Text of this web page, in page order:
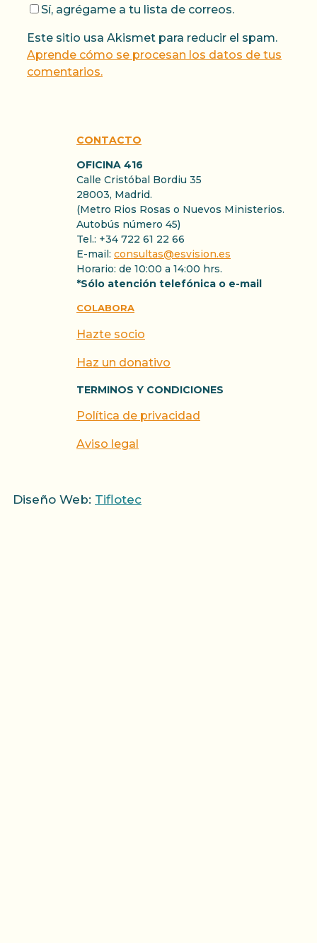
Sí, agrégame a tu lista de correos.
Este sitio usa Akismet para reducir el spam.
Aprende cómo se procesan los datos de tus
comentarios.
CONTACTO
OFICINA 416
Calle Cristóbal Bordiu 35
28003, Madrid.
(Metro Rios Rosas o Nuevos Ministerios.
Autobús número 45)
Tel.: +34 722 61 22 66
E-mail: consultas@esvision.es
Horario: de 10:00 a 14:00 hrs.
*Sólo atención telefónica o e-mail
COLABORA
Hazte socio
Haz un donativo
TERMINOS Y CONDICIONES
Política de privacidad
Aviso legal
Diseño Web: Tiflotec